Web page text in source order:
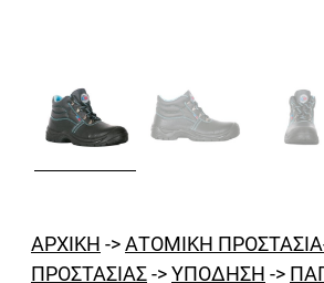
ΑΡΧΙΚΗ ->ΑΤΟΜΙΚΗ
ΠΡΟΣΤΑΣΙΑΣ->ΥΠΟΔΗΣΗ ->